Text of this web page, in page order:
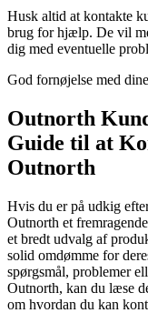
Husk altid at kontakte
brug for hjælp. De vil
dig med eventuelle
God fornøjelse med
Outnorth
Guide til at
Outnorth
Hvis du er på udkig
Outnorth et
et bredt udvalg af
solid omdømme for
spørgsmål, problemer
Outnorth, kan du læse
om hvordan du kan